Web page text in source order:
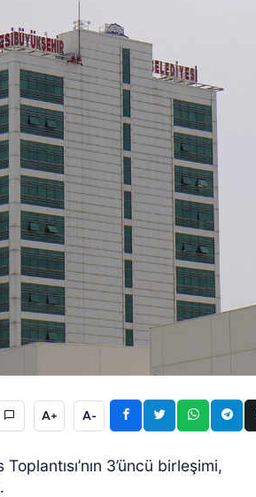
A+ A-
3’üncü birleşimi,